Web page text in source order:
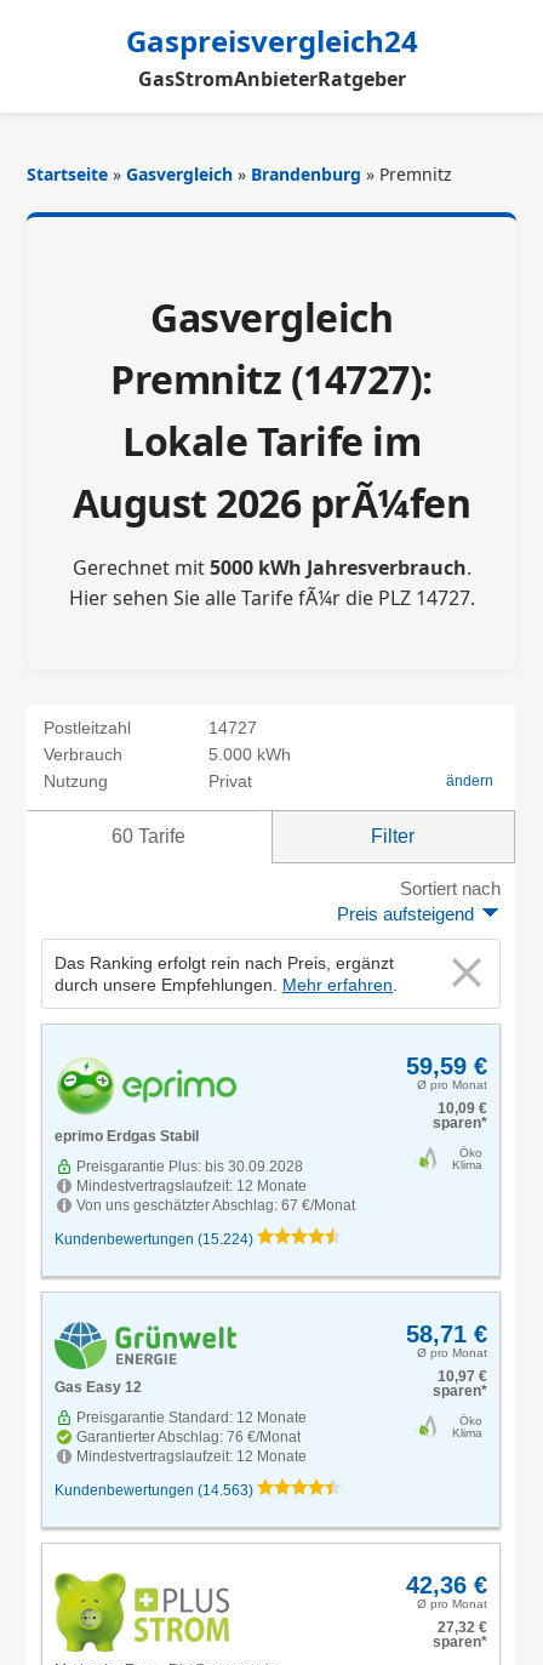
Gaspreisvergleich24
GasStromAnbieterRatgeber
Startseite »Gasvergleich » Brandenburg » Premnitz
Gasvergleich
Premnitz (14727):
Lokale Tarife im
August 2026 prÃ¼fen
Gerechnet mit5000 kWh Jahresverbrauch.
Hier sehen Sie alle Tarife fÃ¼r die PLZ 14727.